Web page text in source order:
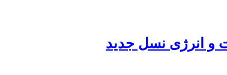
و انرژی نسل جدید